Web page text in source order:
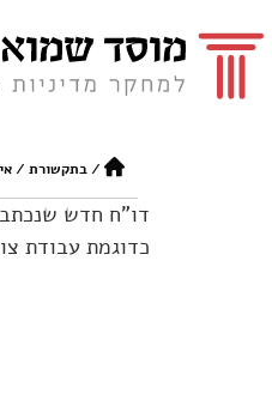
/בתקשורת /
דו"ח חדש שנכתב
כדוגמת עבודת